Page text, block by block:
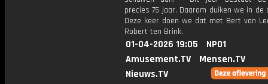
precies 75 jaar. Daarom duiken we in de
Deze keer doen we dat met Bert van
Robert ten Brink.
01-04-2026 19:05
NPO1
Amusement.TV
Mensen.TV
Nieuws.TV